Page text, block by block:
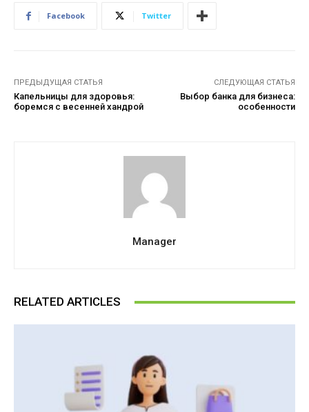
Facebook Twitter
ПРЕДЫДУЩАЯ СТАТЬЯ
Капельницы для здоровья:
боремся с весенней хандрой
СЛЕДУЮЩАЯ СТАТЬЯ
Выбор банка для бизнеса:
особенности
Manager
RELATED ARTICLES